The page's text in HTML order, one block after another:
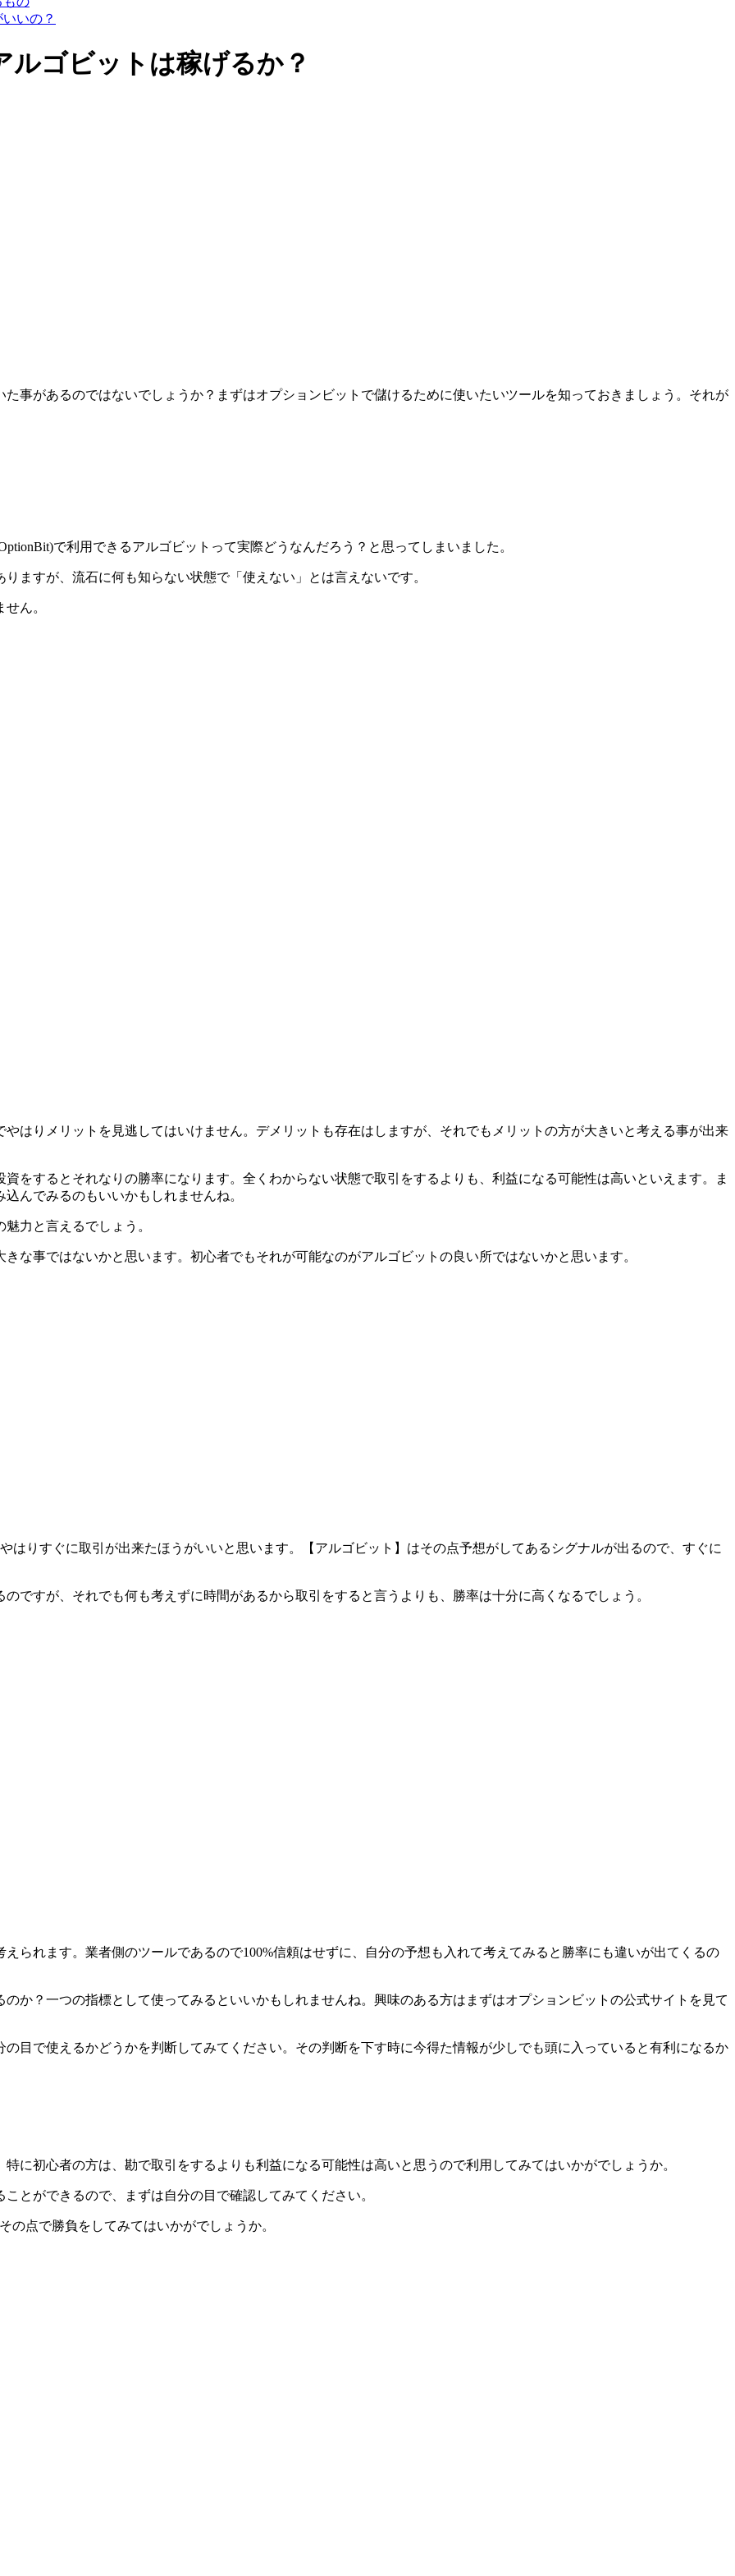
いの？
ゴビットは稼げるか？
事があるのではないでしょうか？まずはオプションビットで儲けるために使いたいツールを知っておきましょう。それが
で利用できるアルゴビットって実際どうなんだろう？と思ってしまいました。
ますが、 流石に何も知らない状態で「使えない」とは言えないです。
ん。
やはりメリットを見逃してはいけません。デメリットも存在はしますが、それでもメリットの方が大きいと考える事が出来
をするとそれなりの勝率になります。全くわからない状態で取引をするよりも、利益になる可能性は高いといえます。ま
んでみるのもいいかもしれませんね。
力と言えるでしょう。
な事ではないかと思います。初心者でもそれが可能なのがアルゴビットの良い所ではないかと思います。
はりすぐに取引が出来たほうがいいと思います。【アルゴビット】はその点予想がしてあるシグナルが出るので、すぐに
ですが、それでも何も考えずに時間があるから取引をすると言うよりも、勝率は十分に高くなるでしょう。
られます。業者側のツールであるので100%信頼はせずに、自分の予想も入れて考えてみると勝率にも違いが出てくるの
か？一つの指標として使ってみるといいかもしれませんね。興味のある方はまずはオプションビットの公式サイトを見て
目で使えるかどうかを判断してみてください。その判断を下す時に今得た情報が少しでも頭に入っていると有利になるか
に初心者の方は、勘で取引をするよりも利益になる可能性は高いと思うので利用してみてはいかがでしょうか。
とができるので、まずは自分の目で確認してみてください。
の点で勝負をしてみてはいかがでしょうか。